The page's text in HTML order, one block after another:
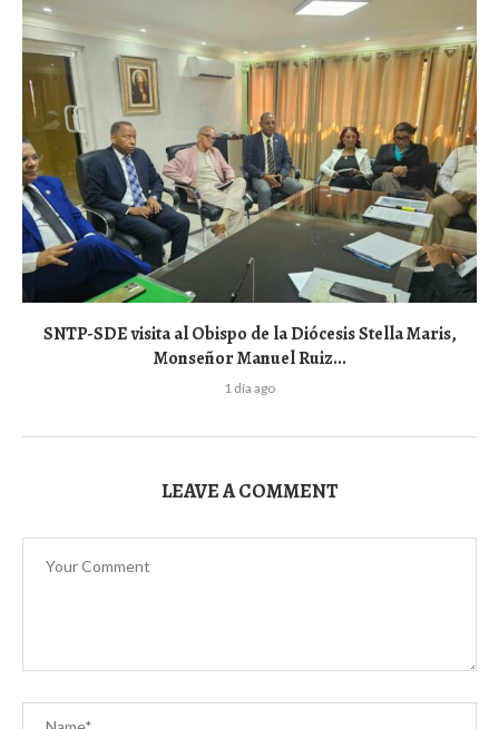
SNTP-SDE visita al Obispo de la Diócesis Stella Maris,
Monseñor Manuel Ruiz...
1 día ago
LEAVE A COMMENT